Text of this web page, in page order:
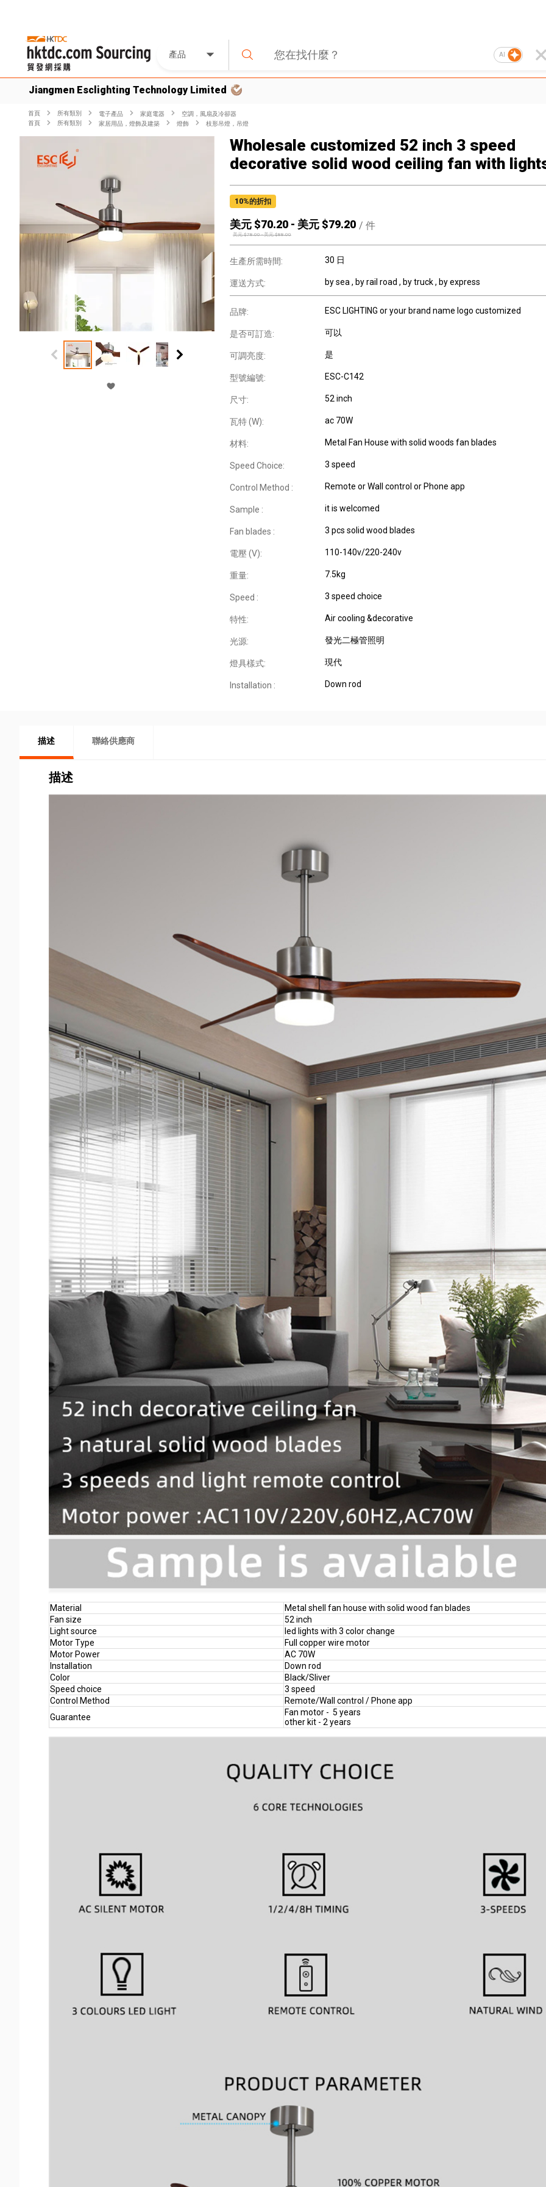
產品 AI
Jiangmen Esclighting Technology Limited
首頁 所有類別 電子產品 家庭電器
空調，風扇及冷卻器
首頁
所有類別 家居用品，燈飾及建築 燈飾 枝形吊燈，吊燈
Wholesale customized 52 inch 3 speed
decorative solid wood ceiling fan with
10%的折扣
美元 $70.20 - 美元 $79.20 / 件
美元 $78.00-美元 $88.00
生產所需時間: 30 日
運送方式: by sea , by rail road , by truck , by express
品牌: ESC LIGHTING or your brand name logo customized
是否可訂造: 可以
可調亮度: 是
型號編號: ESC-C142
尺寸: 52 inch
瓦特 (W): ac 70W
材料: Metal Fan House with solid woods fan blades
Speed Choice: 3 speed
Control Method : Remote or Wall control or Phone app
Sample : it is welcomed
Fan blades : 3 pcs solid wood blades
電壓 (V): 110-140v/220-240v
重量: 7.5kg
Speed : 3 speed choice
特性: Air cooling &decorative
光源: 發光二極管照明
燈具樣式: 現代
Installation : Down rod
描述 聯絡供應商
描述
Material
Metal shell fan house with solid wood fan blades
Fan size
52 inch
Light source
led lights with 3 color change
Motor Type
Full copper wire motor
Motor Power
AC 70W
Installation
Down rod
Color
Black/Sliver
Speed choice
3 speed
Control Method
Remote/Wall control / Phone app
Guarantee
Fan motor - 5 years
other kit - 2 years